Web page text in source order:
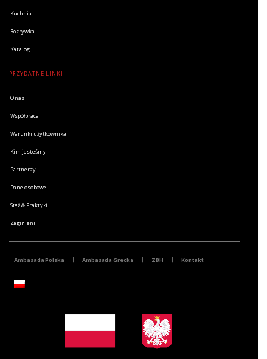
Kuchnia
Rozrywka
Katalog
PRZYDATNE LINKI
O nas
Współpraca
Warunki użytkownika
Kim jesteśmy
Partnerzy
Dane osobowe
Staż & Praktyki
Zaginieni
Ambasada Polska Ambasada Grecka ZBH Kontakt